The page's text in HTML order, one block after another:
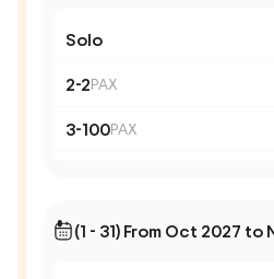
Solo
2-2PAX
3-100PAX
(1 - 31) From Oct 2027 to